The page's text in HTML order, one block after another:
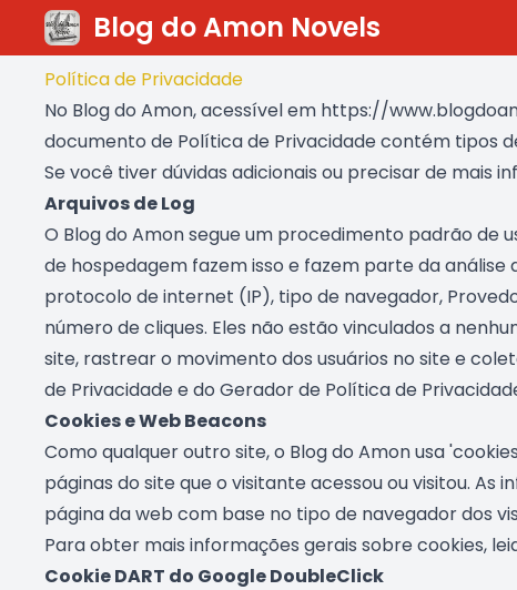
Blog do Amon Novels
Política de Privacidade
No Blog do Amon, acessível em https://
documento de Política de Privacidade contém tipos
Se você tiver dúvidas adicionais ou precisar de mais
Arquivos de Log
O Blog do Amon segue um procedimento padrão de
de hospedagem fazem isso e fazem parte da
protocolo de internet (IP), tipo de navegador,
número de cliques. Eles não estão vinculados a
site, rastrear o movimento dos usuários no site e
de Privacidade e do Gerador de Política de
Cookies e Web Beacons
Como qualquer outro site, o Blog do Amon usa
páginas do site que o visitante acessou ou visitou.
página da web com base no tipo de navegador dos
Para obter mais informações gerais sobre cookies,
Cookie DART do Google DoubleClick